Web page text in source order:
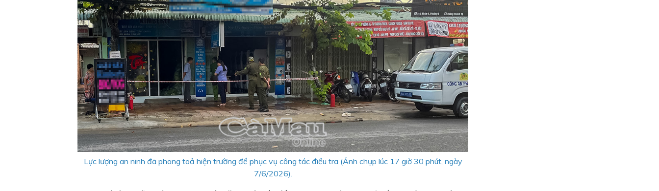
Lực lượng an ninh đã phong toả hiện trường để phục vụ công tác điều tra (Ảnh chụp lúc 17 giờ 30 phút, ngày
7/6/2026).